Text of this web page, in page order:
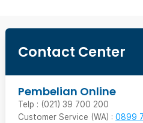
Contact Center
Pembelian Online
Telp : (021) 39 700 200
Customer Service (WA) : 0899